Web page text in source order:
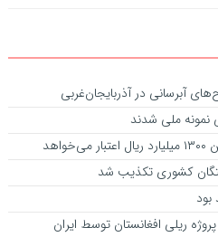
نمونه ملی شدند
ریلی افغانستان توسط ایران